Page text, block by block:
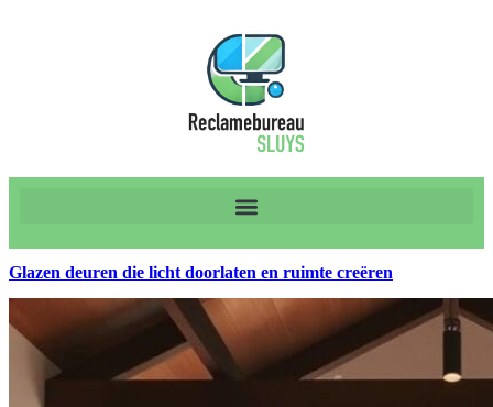
Glazen deuren die licht doorlaten en ruimte creëren